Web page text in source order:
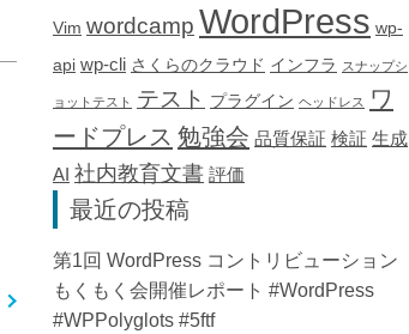
Vim wordcamp WordPress wp-
api wp-cli さくらのクラウド インフラ スナップシ
ョットテスト テスト プラグイン ヘッドレス
ワ
ードプレス 勉強会 品質保証 検証 生成
AI 社内教育文書 評価
最近の投稿
第1回 WordPress コントリビューション
もくもく会開催レポート #WordPress
#WPPolyglots #5ftf